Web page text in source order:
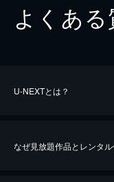
よくある
U-NEXTとは？
なぜ見放題作品とレンタ